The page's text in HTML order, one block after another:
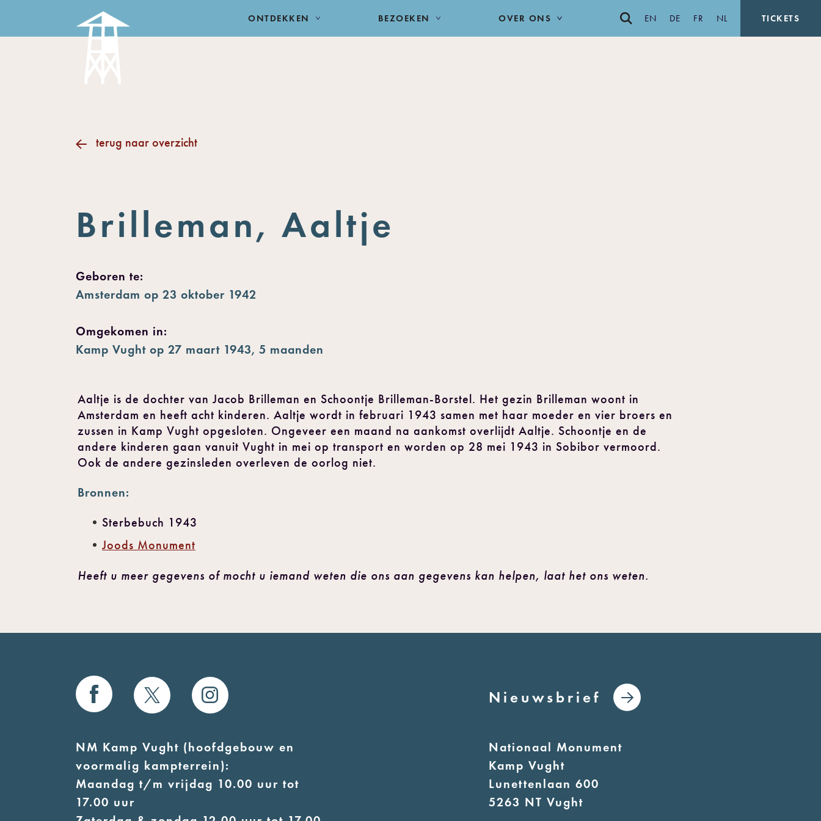
ONTDEKKEN BEZOEKEN OVER ONS EN DE FR NL TICKETS
terug naar overzicht
Brilleman, Aaltje
Geboren te:
Amsterdam op 23 oktober 1942
Omgekomen in:
Kamp Vught op 27 maart 1943, 5 maanden
Aaltje is de dochter van Jacob Brilleman en Schoontje Brilleman-Borstel. Het gezin Brilleman woont in
Amsterdam en heeft acht kinderen. Aaltje wordt in februari 1943 samen met haar moeder en vier broers en
zussen in Kamp Vught opgesloten. Ongeveer een maand na aankomst overlijdt Aaltje. Schoontje en de
andere kinderen gaan vanuit Vught in mei op transport en worden op 28 mei 1943 in Sobibor vermoord.
Ook de andere gezinsleden overleven de oorlog niet.
Bronnen:
Sterbebuch 1943
Joods Monument
Heeft u meer gegevens of mocht u iemand weten die ons aan gegevens kan helpen, laat het ons weten.
Nieuwsbrief
NM Kamp Vught (hoofdgebouw en
voormalig kampterrein):
Maandag t/m vrijdag 10.00 uur tot
17.00 uur
Nationaal Monument
Kamp Vught
Lunettenlaan 600
5263 NT Vught